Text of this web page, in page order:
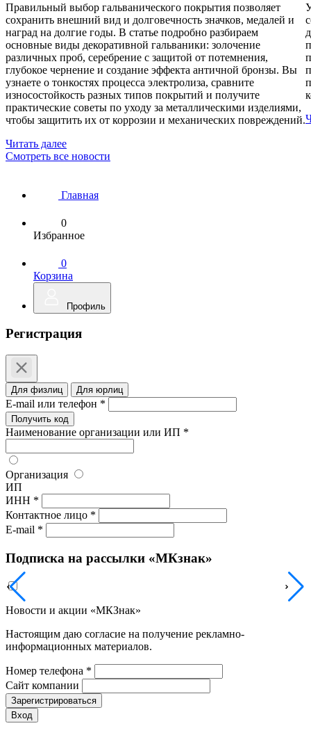
Правильный выбор гальванического покрытия позволяет
сохранить внешний вид и долговечность значков, медалей и
наград на долгие годы. В статье подробно разбираем
основные виды декоративной гальваники: золочение
различных проб, серебрение с защитой от потемнения,
глубокое чернение и создание эффекта античной бронзы. Вы
узнаете о тонкостях процесса электролиза, сравните
износостойкость разных типов покрытий и получите
практические советы по уходу за металлическими изделиями,
чтобы защитить их от коррозии и механических повреждений.
Читать далее
Смотреть все новости
Главная
0
Избранное
0
Корзина
Профиль
Регистрация
Для физлиц Для юрлиц
E-mail или телефон *
Получить код
Наименование организации или ИП *
Организация
ИП
ИНН *
Контактное лицо *
E-mail *
Подписка на рассылки «МКзнак»
Новости и акции «МКЗнак»
Настоящим даю согласие на получение рекламно-
информационных материалов.
Номер телефона *
Сайт компании
Зарегистрироваться
Вход